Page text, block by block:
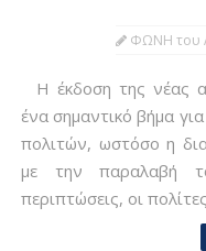
ΦΩΝΗ του
Η έκδοση της νέας
ένα σημαντικό βήμα
πολιτών, ωστόσο η
με την παραλαβή
περιπτώσεις, οι